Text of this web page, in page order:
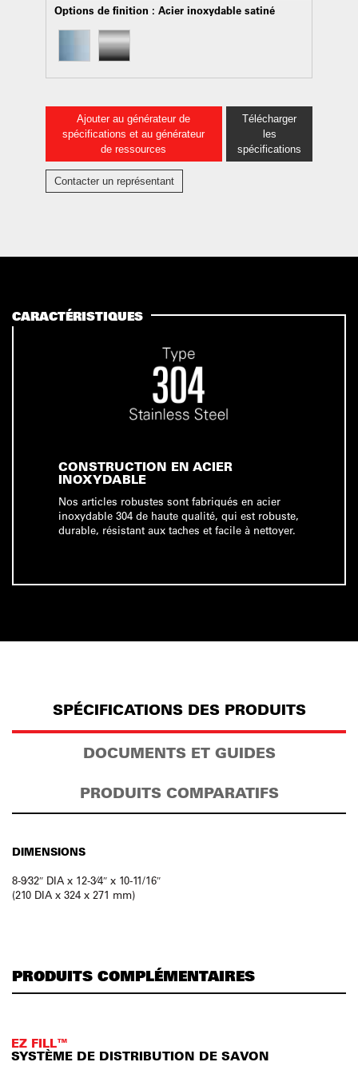
Options de finition : Acier inoxydable satiné
Ajouter au générateur de
spécifications et au générateur
de ressources
Télécharger
les
spécifications
Contacter un représentant
CARACTÉRISTIQUES
CONSTRUCTION EN ACIER
INOXYDABLE
Nos articles robustes sont fabriqués en acier
inoxydable 304 de haute qualité, qui est robuste,
durable, résistant aux taches et facile à nettoyer.
SPÉCIFICATIONS DES PRODUITS
DOCUMENTS ET GUIDES
PRODUITS COMPARATIFS
DIMENSIONS
8-9⁄32″ DIA x 12-3⁄4″ x 10-11/16″
(210 DIA x 324 x 271 mm)
PRODUITS COMPLÉMENTAIRES
EZ FILL™
SYSTÈME DE DISTRIBUTION DE SAVON